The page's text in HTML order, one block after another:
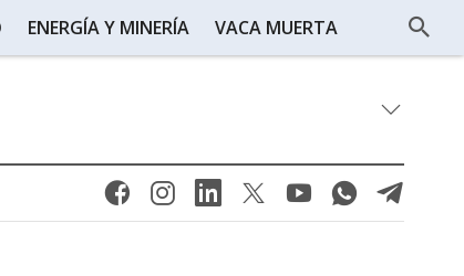
ENERGÍA Y MINERÍA VACA MUERTA